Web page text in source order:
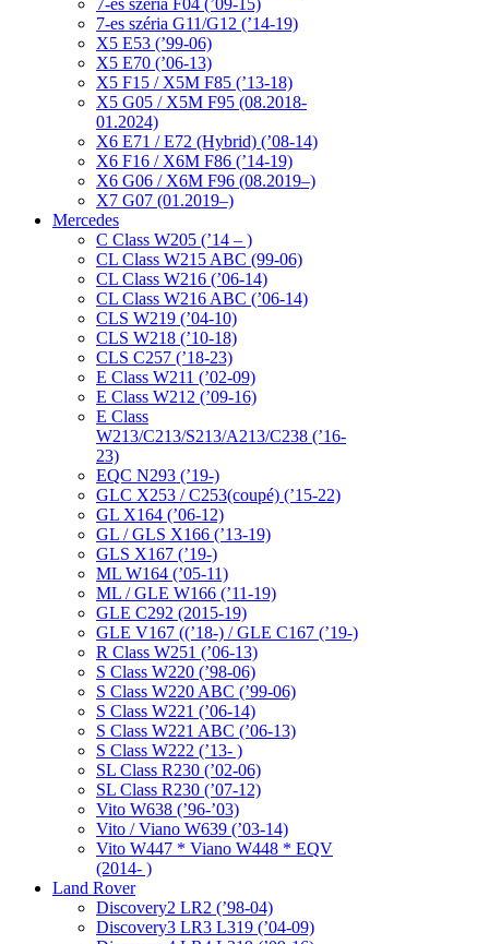
7-es széria F04 (’09-15)
7-es széria G11/G12 (’14-19)
X5 E53 (’99-06)
X5 E70 (’06-13)
X5 F15 / X5M F85 (’13-18)
X5 G05 / X5M F95 (08.2018-
01.2024)
X6 E71 / E72 (Hybrid) (’08-14)
X6 F16 / X6M F86 (’14-19)
X6 G06 / X6M F96 (08.2019–)
X7 G07 (01.2019–)
Mercedes
C Class W205 (’14 – )
CL Class W215 ABC (99-06)
CL Class W216 (’06-14)
CL Class W216 ABC (’06-14)
CLS W219 (’04-10)
CLS W218 (’10-18)
CLS C257 (’18-23)
E Class W211 (’02-09)
E Class W212 (’09-16)
E Class
W213/C213/S213/A213/C238 (’16-
23)
EQC N293 (’19-)
GLC X253 / C253(coupé) (’15-22)
GL X164 (’06-12)
GL / GLS X166 (’13-19)
GLS X167 (’19-)
ML W164 (’05-11)
ML / GLE W166 (’11-19)
GLE C292 (2015-19)
GLE V167 ((’18-) / GLE C167 (’19-)
R Class W251 (’06-13)
S Class W220 (’98-06)
S Class W220 ABC (’99-06)
S Class W221 (’06-14)
S Class W221 ABC (’06-13)
S Class W222 (’13- )
SL Class R230 (’02-06)
SL Class R230 (’07-12)
Vito W638 (’96-’03)
Vito / Viano W639 (’03-14)
Vito W447 * Viano W448 * EQV
(2014- )
Land Rover
Discovery2 LR2 (’98-04)
Discovery3 LR3 L319 (’04-09)